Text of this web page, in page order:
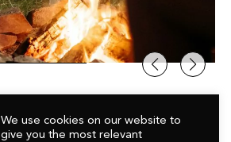
We use cookies on our website to
give you the most relevant